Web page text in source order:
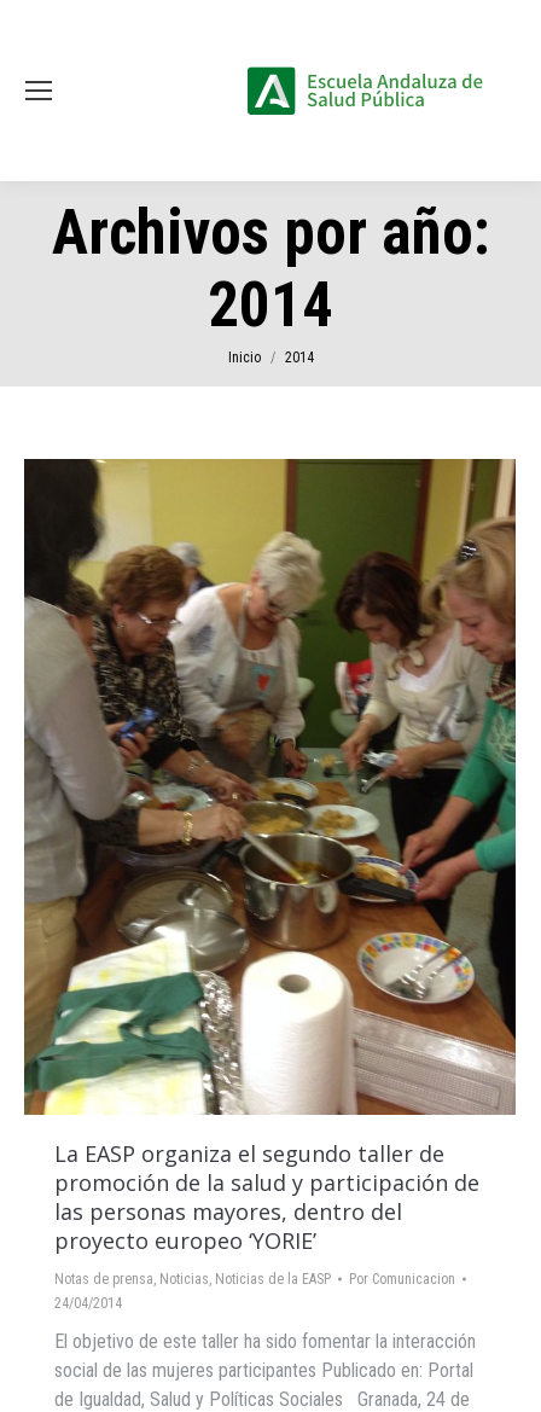
Archivos por año:
2014
Estás aquí:
Inicio 2014
La EASP organiza el segundo taller de
promoción de la salud y participación de
las personas mayores, dentro del
proyecto europeo ‘YORIE’
Notas de prensa Noticias Noticias de la EASP Por Comunicacion
24/04/2014
El objetivo de este taller ha sido fomentar la interacción
social de las mujeres participantes Publicado en: Portal
de Igualdad, Salud y Políticas Sociales Granada, 24 de